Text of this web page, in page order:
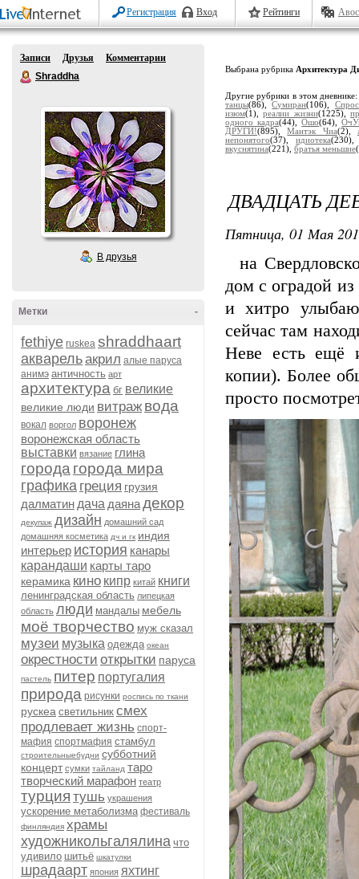
Регистрация Вход Рейтинги
Записи Друзья
Комментарии
Shraddha
В друзья
-
Метки
fethiye ruskea shraddhaart
акварельакрил алые паруса
анимэ античность арт
архитектура бг великие
великие люди витраж вода
вокал воргол воронеж
воронежская область
выставки вязание глина
города города мира
графика греция грузия
далматин дача даянадекор
декупаж дизайн домашний сад
домашняя косметика дч и гк индия
интерьер история канары
карандаши карты таро
керамика кино кипр китай книги
ленинградская область липецкая
область люди мандалы мебель
моё творчество муж сказал
музеи музыка одежда океан
окрестности открытки паруса
пастель питер португалия
природа рисунки роспись по ткани
рускеа светильник смех
продлевает жизнь спорт-
мафия спортмафия стамбул
строительныебудни субботний
концерт сумки тайланд таро
творческий марафон театр
турция тушь украшения
ускорение метаболизма фестиваль
финляндия храмы
художникольгалялина что
удивило шитьё шкатулки
шрадаарт япония яхтинг
Выбрана рубрика Архитектура
Другие рубрики в этом
танцы(86),Сумиран(106),
изюм(1),реалии жизни(1225),
одного кадра(44),Ошо(64),
ДРУГИ!(895),Мантэк Чиа(2),
непонятого(37),идиотека
вкуснятина(221), братья меньшие
ДВАДЦАТЬ
Пятница, 01 Мая
на
дом с оградой
и хитро
сейчас там
Неве есть ещё
копии). Более
просто